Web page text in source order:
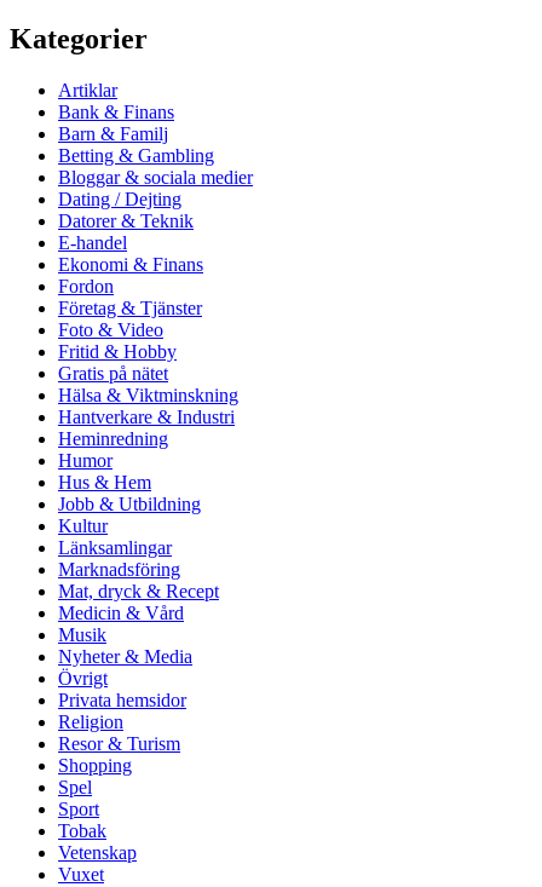
Kategorier
Artiklar
Bank & Finans
Barn & Familj
Betting & Gambling
Bloggar & sociala medier
Dating / Dejting
Datorer & Teknik
E-handel
Ekonomi & Finans
Fordon
Företag & Tjänster
Foto & Video
Fritid & Hobby
Gratis på nätet
Hälsa & Viktminskning
Hantverkare & Industri
Heminredning
Humor
Hus & Hem
Jobb & Utbildning
Kultur
Länksamlingar
Marknadsföring
Mat, dryck & Recept
Medicin & Vård
Musik
Nyheter & Media
Övrigt
Privata hemsidor
Religion
Resor & Turism
Shopping
Spel
Sport
Tobak
Vetenskap
Vuxet